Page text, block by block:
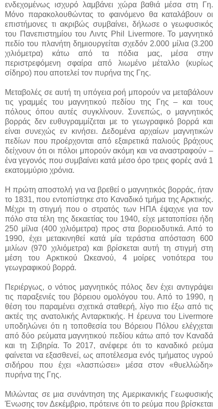
ενδεχομένως ισχυρό λαμβάνει χώρα βαθιά μέσα στη Γη.
Μόνο παρακολουθώντας το φαινόμενο θα καταλάβουν οι
επιστήμονες τι ακριβώς συμβαίνει, δήλωσε ο γεωφυσικός
του Πανεπιστημίου του Λιντς Phil Livermore. Το μαγνητικό
πεδίο του πλανήτη δημιουργείται σχεδόν 2.000 μίλια (3.200
χιλιόμετρα) κάτω από τα πόδια μας, μέσα στην
περιστρεφόμενη σφαίρα από λιωμένο μέταλλο (κυρίως
σίδηρο) που αποτελεί τον πυρήνα της Γης.
Μεταβολές σε αυτή τη υπόγεια ροή μπορούν να μεταβάλουν
τις γραμμές του μαγνητικού πεδίου της Γης – και τους
πόλους όπου αυτές συγκλίνουν. Συνεπώς, ο μαγνητικός
βορράς δεν ευθυγραμμίζεται με το γεωγραφικό βορρά και
είναι συνεχώς εν κινήσει. Δεδομένα αρχαίων μαγνητικών
πεδίων που προέρχονται από εξαιρετικά παλιούς βράχους
δείχνουν ότι οι πόλοι μπορούν ακόμη και να αναστραφούν –
ένα γεγονός που συμβαίνει κατά μέσο όρο τρεις φορές ανά 1
εκατομμύριο χρόνια.
Η πρώτη αποστολή για να βρεθεί ο μαγνητικός βορράς, ήταν
το 1831, που εντοπίστηκε στο Καναδικό τμήμα της Αρκτικής.
Μέχρι τη στιγμή που ο στρατός των ΗΠΑ έψαχνε για τον
πόλο στα τέλη της δεκαετίας του 1940, είχε μετατοπίσει ήδη
250 μίλια (400 χιλιόμετρα) προς στα βορειοδυτικά. Από το
1990, έχει μετακινηθεί κατά μία τεράστια απόσταση 600
μιλίων (970 χιλιόμετρα) και βρίσκεται αυτή τη στιγμή στη
μέση του Αρκτικού Ωκεανού, 4 μοίρες νοτιότερα του
γεωγραφικού βορρά.
Περιέργως, ο νότιος μαγνητικός πόλος δεν έχει αντιγράψει
τις παραξενιές του βόρειου ομολόγου του. Από το 1990, η
θέση του παραμένει σχετικά σταθερή, λίγο πιο έξω από τις
ακτές της ανατολικής Ανταρκτικής. Η έρευνα του Livermore
υποδηλώνει ότι η τοποθεσία του Βόρειου Πόλου ελέγχεται
από δύο ρεύματα μαγνητικού πεδίου κάτω από τον Καναδά
και τη Σιβηρία. Το 2017, ανέφερε ότι το καναδικό ρεύμα
φαίνεται να εξασθενεί, ως αποτέλεσμα ενός τμήματος υγρού
σιδήρου που έχει «λασπώσει» μέσα στον «θυελλώδη»
πυρήνα της Γης.
Μιλώντας σε μια συνάντηση της Αμερικανικής Γεωφυσικής
Ένωσης τον Δεκέμβριο, πρότεινε ότι το ρεύμα που βρίσκεται